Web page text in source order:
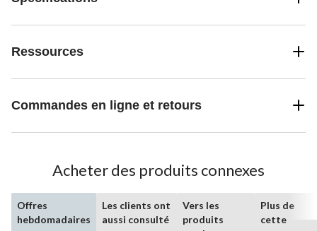
Ressources
Commandes en ligne et retours
Acheter des produits connexes
Offres
hebdomadaires
Les clients ont
aussi consulté
Vers les
produits
Plus de
cette